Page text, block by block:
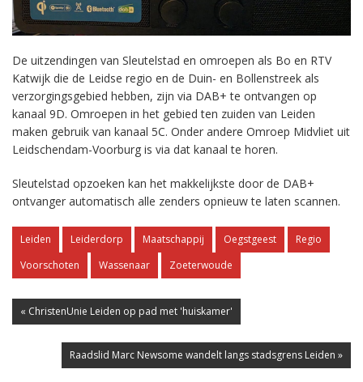
De uitzendingen van Sleutelstad en omroepen als Bo en RTV
Katwijk die de Leidse regio en de Duin- en Bollenstreek als
verzorgingsgebied hebben, zijn via DAB+ te ontvangen op
kanaal 9D. Omroepen in het gebied ten zuiden van Leiden
maken gebruik van kanaal 5C. Onder andere Omroep Midvliet uit
Leidschendam-Voorburg is via dat kanaal te horen.
Sleutelstad opzoeken kan het makkelijkste door de DAB+
ontvanger automatisch alle zenders opnieuw te laten scannen.
Leiden Leiderdorp Maatschappij Oegstgeest
Regio
Voorschoten
Wassenaar Zoeterwoude
« ChristenUnie Leiden op pad met 'huiskamer'
Raadslid Marc Newsome wandelt langs stadsgrens Leiden »